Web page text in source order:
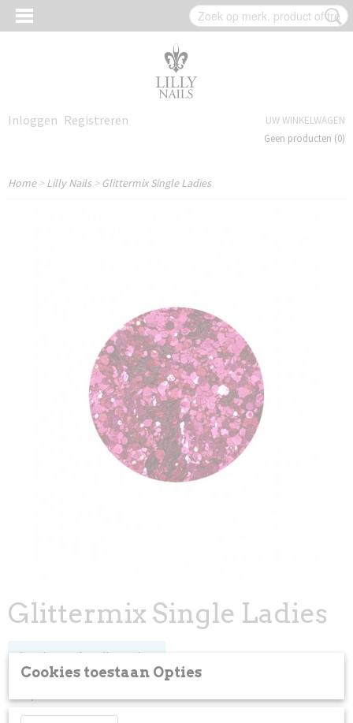
Inloggen Registreren
UW WINKELWAGEN
Geen producten (0)
Home>Lilly Nails> Glittermix Single Ladies
Glittermix Single Ladies
Log in om de prijs te zien
Cookies toestaan Opties